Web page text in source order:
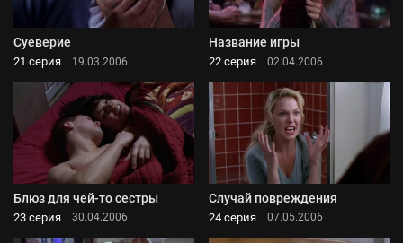
Суеверие
21 серия 19.03.2006
Название игры
22 серия 02.04.2006
Блюз для чей-то сестры
23 серия 30.04.2006
Случай повреждения
24 серия 07.05.2006